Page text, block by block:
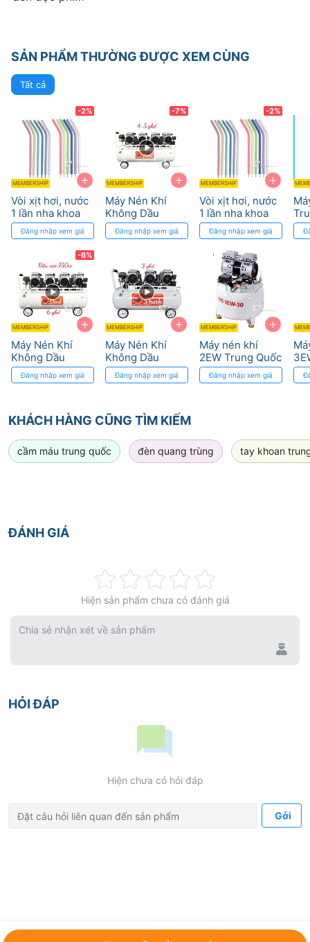
SẢN PHẨM THƯỜNG ĐƯỢC XEM CÙNG
Tất cả
+
-2%
MEMBERSHIP
Vòi xịt hơi, nước
1 lần nha khoa
Đăng nhập xem giá
+
-6%
MEMBERSHIP
Máy Nén Khí
Không Dầu
SHARK 6 Ghế -
680 Lít/phút
Đăng nhập xem giá
+
-7%
MEMBERSHIP
Máy Nén Khí
Không Dầu
SHARK 120L
2200W cho 4-5
Đăng nhập xem giá
+
MEMBERSHIP
Máy Nén Khí
Không Dầu
SHARK 3 Ghế
100L 1650W 8
Đăng nhập xem giá
+
-2%
MEMBERSHIP
Vòi xịt hơi, nước
1 lần nha khoa
Đăng nhập xem giá
+
MEMBERSHIP
Máy nén khí
2EW Trung Quốc
Đăng nhập xem giá
KHÁCH HÀNG CŨNG TÌM KIẾM
cầm máu trung quốc đèn quang trùng tay khoan
ĐÁNH GIÁ
0%
Hiện sản phẩm chưa có đánh giá
Chia sẻ nhận xét về sản phẩm
HỎI ĐÁP
Hiện chưa có hỏi đáp
Gởi